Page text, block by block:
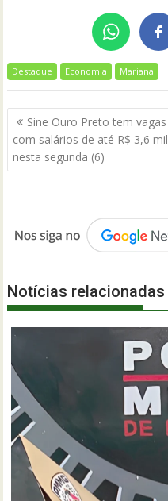
Destaque Economia Mariana
Navegação
de
Post
Sine Ouro Preto tem vagas
com salários de até R$ 3,6 mil
nesta segunda (6)
Notícias relacionadas